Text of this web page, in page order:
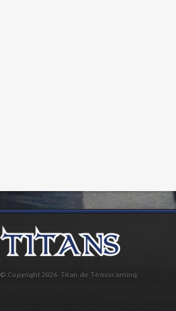
© Copyright 2026 Titan de Témiscaming.